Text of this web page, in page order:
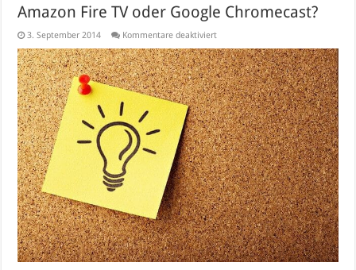
Amazon Fire TV oder Google Chromecast?
3. September 2014 Kommentare deaktiviertfür
Fire
TV
oder
Google
Chromecast?